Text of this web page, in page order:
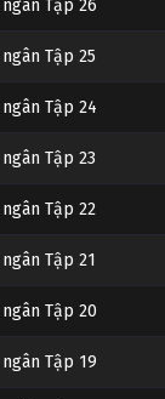
Tập 26
Tập 25
Tập 24
Tập 23
Tập 22
Tập 21
Tập 20
Tập 19